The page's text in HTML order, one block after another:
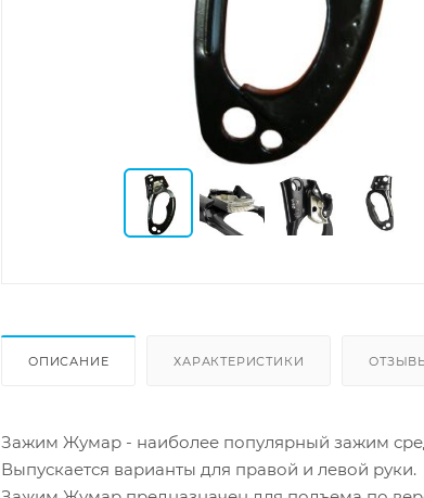
ОПИСАНИЕ ХАРАКТЕРИСТИКИ
Зажим Жумар - наиболее популярный зажим
Выпускается варианты для правой и левой руки.